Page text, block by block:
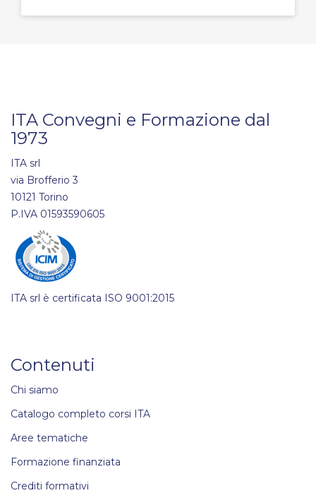
ITA Convegni e Formazione dal
1973
ITA srl
via Brofferio 3
10121 Torino
P.IVA 01593590605
ITA srl è certificata ISO 9001:2015
Contenuti
Chi siamo
Catalogo completo corsi ITA
Aree tematiche
Formazione finanziata
Crediti formativi